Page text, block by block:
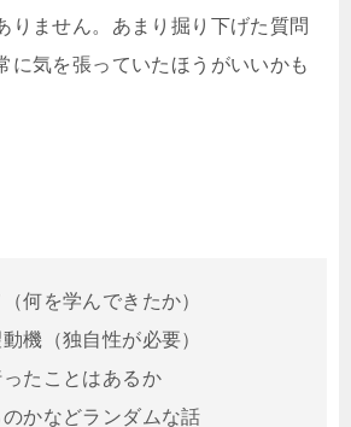
りません。あまり掘り下げた質問
に気を張っていたほうがいいかも
何を学んできたか）
機（独自性が必要）
たことはあるか
かなどランダムな話